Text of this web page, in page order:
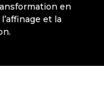
en
et la